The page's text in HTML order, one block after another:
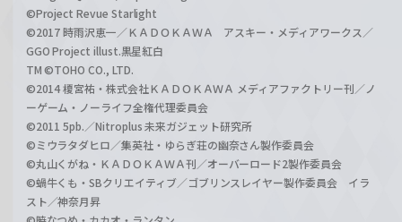
©Project Revue Starlight
©2017 時雨沢恵一／ＫＡＤＯＫＡＷＡ アスキー・メディアワークス／
GGO Project illust.黒星紅白
TM ©TOHO CO., LTD.
©2014 榎宮祐・株式会社ＫＡＤＯＫＡＷＡ メディアファクトリー刊／ノ
ーゲーム・ノーライフ全権代理委員会
©2011 5pb.／Nitroplus 未来ガジェット研究所
©ミウラタダヒロ／集英社・ゆらぎ荘の幽奈さん製作委員会
©丸山くがね・ＫＡＤＯＫＡＷＡ刊／オーバーロード2製作委員会
©蝸牛くも・SBクリエイティブ／ゴブリンスレイヤー製作委員会 イラ
スト／神奈月昇